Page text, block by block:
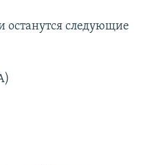
останутся следующие